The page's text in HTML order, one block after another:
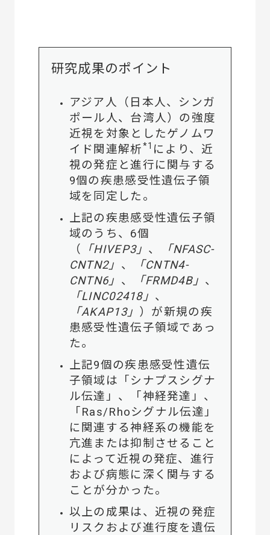
研究成果のポイント
アジア人（日本人、シンガ
ポール人、台湾人）の強度
近視を対象としたゲノムワ
イド関連解析*1 により、近
視の発症と進行に関与する
9個の疾患感受性遺伝子領
域を同定した。
上記の疾患感受性遺伝子領
域のうち、6個
（
「HIVEP3」 、
「NFASC-
CNTN2」 、
「CNTN4-
CNTN6」 、 「FRMD4B」 、
「LINC02418」 、
「AKAP13」 ）が新規の疾
患感受性遺伝子領域であっ
た。
上記9個の疾患感受性遺伝
子領域は「シナプスシグナ
ル伝達」、「神経発達」、
「Ras/Rhoシグナル伝達」
に関連する神経系の機能を
亢進または抑制させること
によって近視の発症、進行
および病態に深く関与する
ことが分かった。
以上の成果は、近視の発症
リスクおよび進行度を遺伝